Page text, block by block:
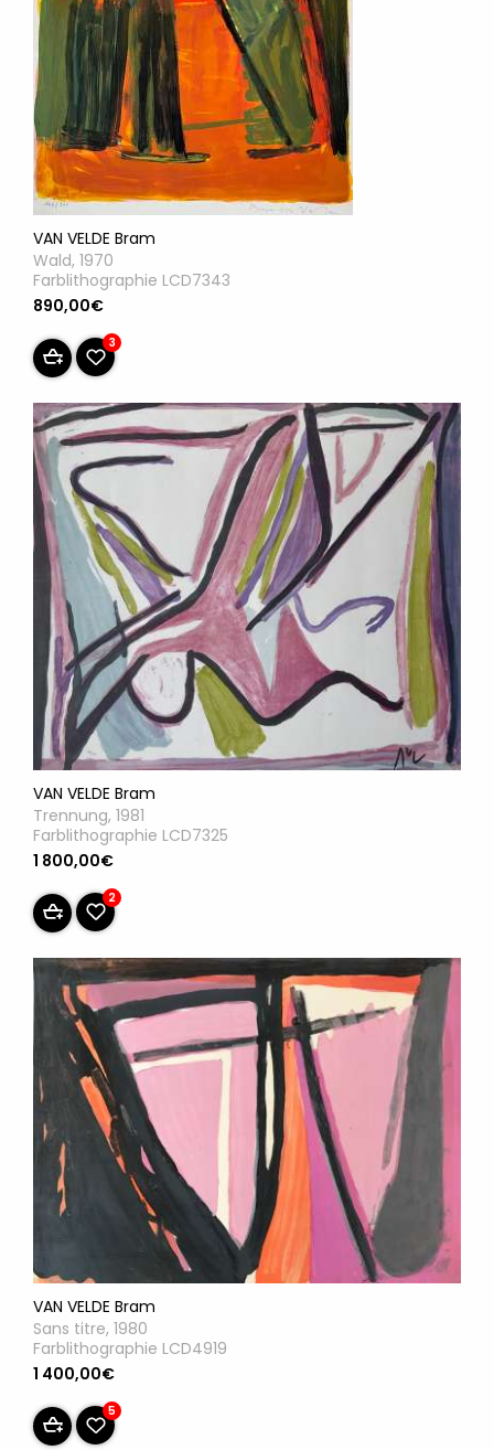
VAN VELDE Bram
Wald, 1970
Farblithographie LCD7343
890,00€
3
VAN VELDE Bram
Trennung, 1981
Farblithographie LCD7325
1 800,00€
2
VAN VELDE Bram
Sans titre, 1980
Farblithographie LCD4919
1 400,00€
5